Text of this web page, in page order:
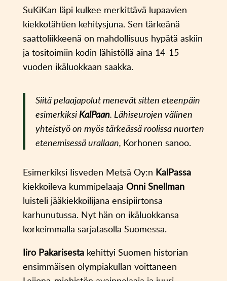
SuKiKan läpi kulkee merkittävä lupaavien
kiekkotähtien kehitysjuna. Sen tärkeänä
saattoliikkeenä on mahdollisuus hypätä askiin
ja tositoimiin kodin lähistöllä aina 14-15
vuoden ikäluokkaan saakka.
Siitä pelaajapolut menevät sitten eteenpäin
esimerkiksiKalPaan. Lähiseurojen välinen
yhteistyö on myös tärkeässä roolissa nuorten
etenemisessä urallaan, Korhonen sanoo.
Esimerkiksi Iisveden Metsä Oy:n KalPassa
kiekkoileva kummipelaaja Onni Snellman
luisteli jääkiekkoilijana ensipiirtonsa
karhunutussa. Nyt hän on ikäluokkansa
korkeimmalla sarjatasolla Suomessa.
Iiro Pakarisestakehittyi Suomen historian
ensimmäisen olympiakullan voittaneen